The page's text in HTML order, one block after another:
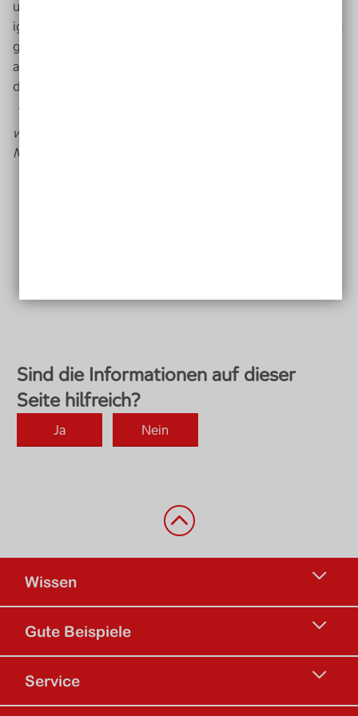
unterstützen und nett zu dir sein – einige werden dich
ignorieren und/oder dir aktiv entgegentreten. Klar ist es
gut, seine Pläne und Ideen anzupassen, ganz wichtig
aber ist: Lass dich bloß nicht unterkriegen! Stehe zu
dem, was du denkst und tust.
Text: Cinderella Glücklich. Sie findet, dass Mut ganz
wichtig ist, um zufrieden zu sein. Deshalb teilt sie ihre
Mut-Finde-Tipps mit uns.
Zurück nach oben
Wissen
Gute Beispiele
Service